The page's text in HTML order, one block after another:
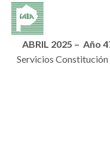
Saltar
contenido
ABRIL 2025 – Año
Servicios